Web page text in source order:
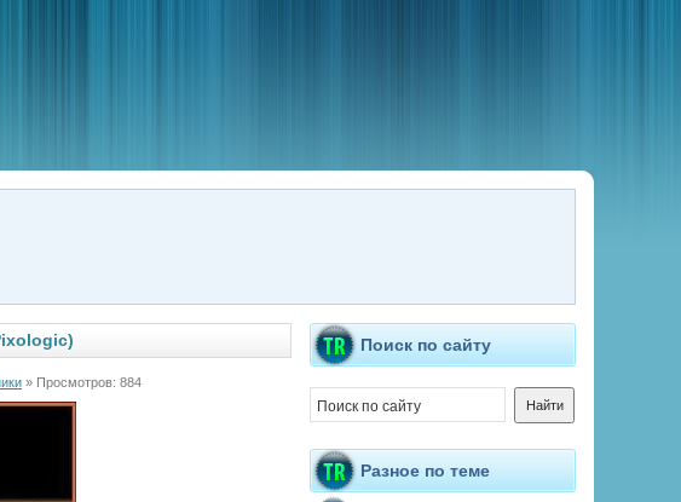
» Просмотров: 884
Поиск по сайту
Разное по теме